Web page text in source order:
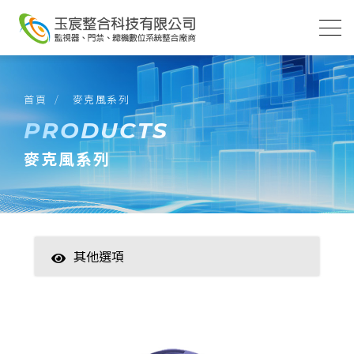
首頁 麥克風系列
麥克風系列
PRODUCTS
其他選項
數位監控(攝影機)